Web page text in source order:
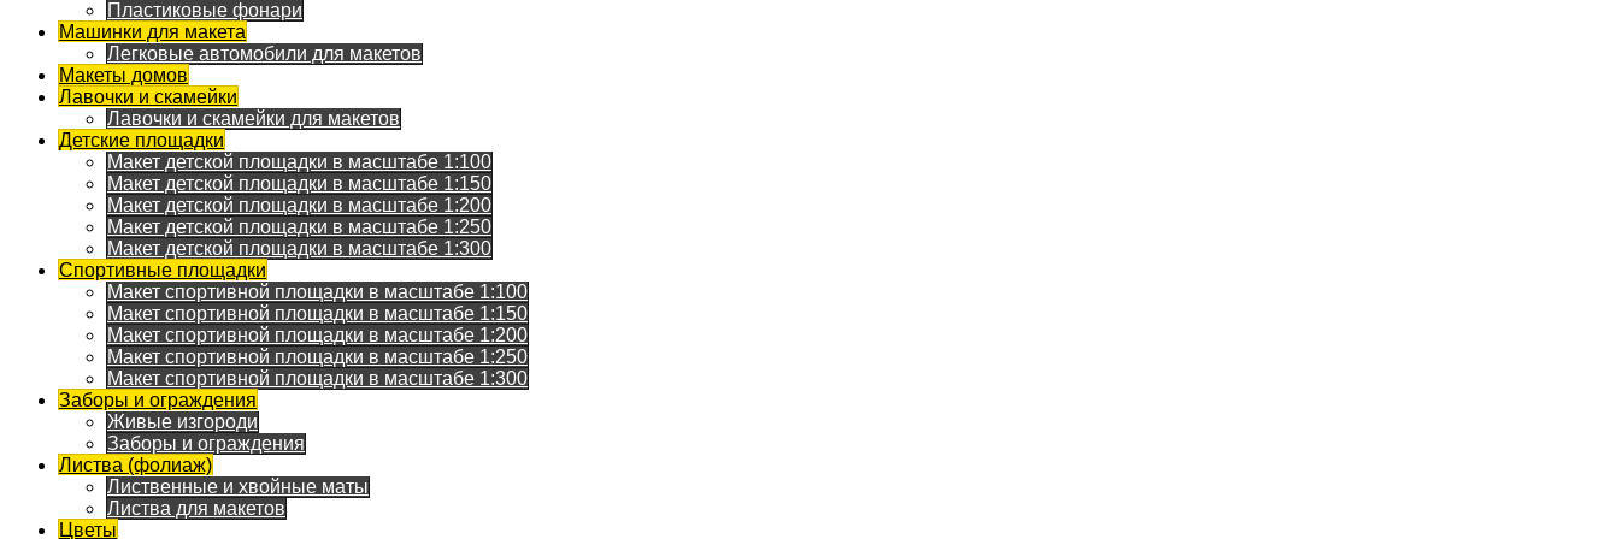
Пластиковые фонари
Машинки для макета
Легковые автомобили для макетов
Макеты домов
Лавочки и скамейки
Лавочки и скамейки для макетов
Детские площадки
Макет детской площадки в масштабе 1:100
Макет детской площадки в масштабе 1:150
Макет детской площадки в масштабе 1:200
Макет детской площадки в масштабе 1:250
Макет детской площадки в масштабе 1:300
Спортивные площадки
Макет спортивной площадки в масштабе 1:100
Макет спортивной площадки в масштабе 1:150
Макет спортивной площадки в масштабе 1:200
Макет спортивной площадки в масштабе 1:250
Макет спортивной площадки в масштабе 1:300
Заборы и ограждения
Живые изгороди
Заборы и ограждения
Листва (фолиаж)
Лиственные и хвойные маты
Листва для макетов
Цветы